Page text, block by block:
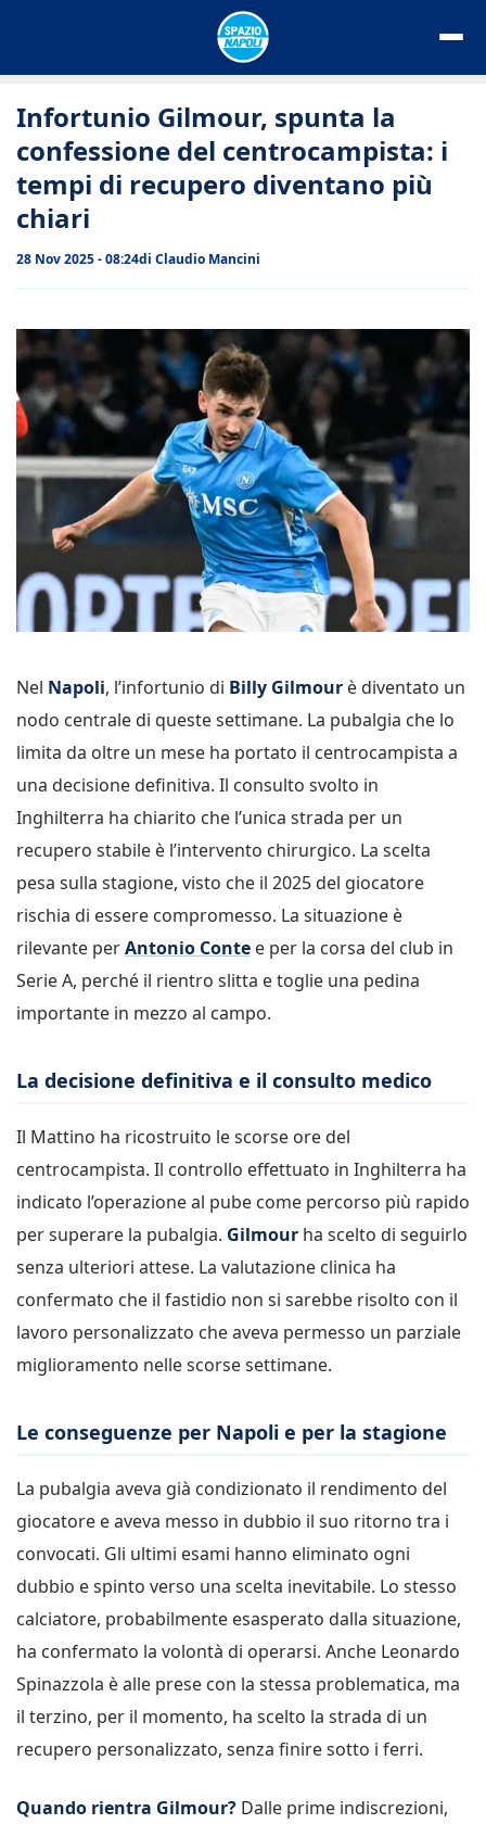
Infortunio Gilmour, spunta la
confessione del centrocampista: i
tempi di recupero diventano più
chiari
28 Nov 2025 - 08:24di Claudio Mancini
Nel Napoli, l’infortunio di Billy Gilmour è diventato un
nodo centrale di queste settimane. La pubalgia che lo
limita da oltre un mese ha portato il centrocampista a
una decisione definitiva. Il consulto svolto in
Inghilterra ha chiarito che l’unica strada per un
recupero stabile è l’intervento chirurgico. La scelta
pesa sulla stagione, visto che il 2025 del giocatore
rischia di essere compromesso. La situazione è
rilevante perAntonio Conte e per la corsa del club in
Serie A, perché il rientro slitta e toglie una pedina
importante in mezzo al campo.
La decisione definitiva e il consulto medico
Il Mattino ha ricostruito le scorse ore del
centrocampista. Il controllo effettuato in Inghilterra ha
indicato l’operazione al pube come percorso più rapido
per superare la pubalgia. Gilmour ha scelto di seguirlo
senza ulteriori attese. La valutazione clinica ha
confermato che il fastidio non si sarebbe risolto con il
lavoro personalizzato che aveva permesso un parziale
miglioramento nelle scorse settimane.
Le conseguenze per Napoli e per la stagione
La pubalgia aveva già condizionato il rendimento del
giocatore e aveva messo in dubbio il suo ritorno tra i
convocati. Gli ultimi esami hanno eliminato ogni
dubbio e spinto verso una scelta inevitabile. Lo stesso
calciatore, probabilmente esasperato dalla situazione,
ha confermato la volontà di operarsi. Anche Leonardo
Spinazzola è alle prese con la stessa problematica, ma
il terzino, per il momento, ha scelto la strada di un
recupero personalizzato, senza finire sotto i ferri.
Quando rientra Gilmour? Dalle prime indiscrezioni,